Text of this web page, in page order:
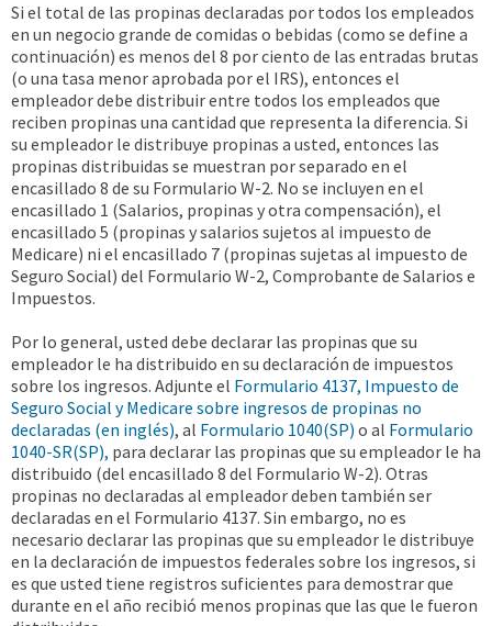
Si el total de las propinas declaradas por todos los empleados
en un negocio grande de comidas o bebidas (como se define a
continuación) es menos del 8 por ciento de las entradas brutas
(o una tasa menor aprobada por el IRS), entonces el
empleador debe distribuir entre todos los empleados que
reciben propinas una cantidad que representa la diferencia. Si
su empleador le distribuye propinas a usted, entonces las
propinas distribuidas se muestran por separado en el
encasillado 8 de su Formulario W-2. No se incluyen en el
encasillado 1 (Salarios, propinas y otra compensación), el
encasillado 5 (propinas y salarios sujetos al impuesto de
Medicare) ni el encasillado 7 (propinas sujetas al impuesto de
Seguro Social) del Formulario W-2, Comprobante de Salarios e
Impuestos.
Por lo general, usted debe declarar las propinas que su
empleador le ha distribuido en su declaración de impuestos
sobre los ingresos. Adjunte el Formulario 4137, Impuesto de
Seguro Social y Medicare sobre ingresos de propinas no
declaradas (en inglés), al Formulario 1040(SP) o al Formulario
1040-SR(SP), para declarar las propinas que su empleador le ha
distribuido (del encasillado 8 del Formulario W-2). Otras
propinas no declaradas al empleador deben también ser
declaradas en el Formulario 4137. Sin embargo, no es
necesario declarar las propinas que su empleador le distribuye
en la declaración de impuestos federales sobre los ingresos, si
es que usted tiene registros suficientes para demostrar que
durante en el año recibió menos propinas que las que le fueron